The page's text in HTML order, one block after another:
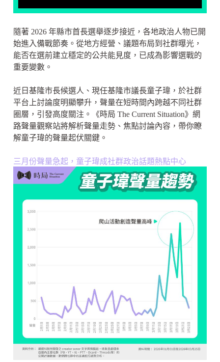
隨著 2026 年縣市首長選舉逐步接近，各地政治人物已開
始進入備戰節奏。從地方經營、議題布局到社群曝光，
能否在選前建立穩定的公共能見度，已成為影響選戰的
重要變數。
近日基隆市長候選人、現任基隆市議長童子瑋，於社群
平台上討論度明顯攀升，聲量在短時間內跨越不同社群
圈層，引發高度關注。《時局 The Current Situation》網
路聲量觀察站將解析聲量走勢、焦點討論內容，帶你瞭
解童子瑋的聲量起伏關鍵。
三月份聲量急起，童子瑋成社群政治話題熱點中心